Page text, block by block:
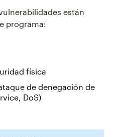
están
programa:
física
de denegación de
DoS)